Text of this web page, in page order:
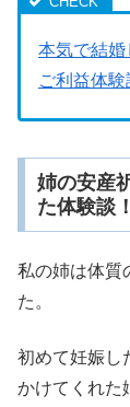
本気で結
ご利益体験
姉の安産
た体験談
私の姉は体質
た。
初めて妊娠し
かけてくれた